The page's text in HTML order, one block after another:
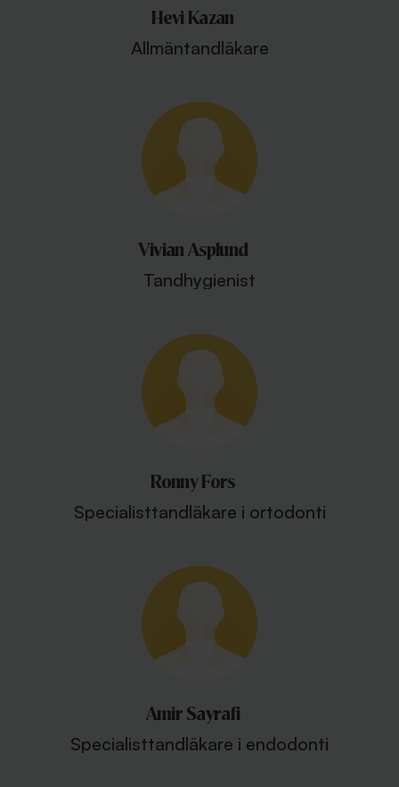
Hevi Kazan
Allmäntandläkare
Vivian Asplund
Tandhygienist
Ronny Fors
Specialisttandläkare i ortodonti
Amir Sayrafi
Specialisttandläkare i endodonti